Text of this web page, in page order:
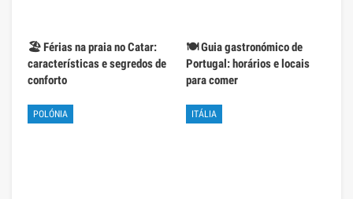
🏖️ Férias na praia no Catar:
características e segredos de
conforto
🍽️ Guia gastronómico de
Portugal: horários e locais
para comer
POLÓNIA ITÁLIA